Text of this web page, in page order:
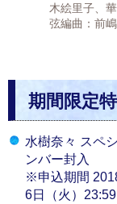
木絵里子、
弦編曲：前
期間限定
水樹奈々 スペ
ンバー封入
※申込期間
6日（火）23:59